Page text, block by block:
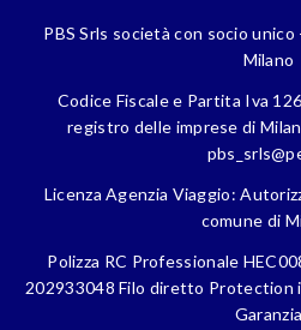
PBS Srls società con socio
Milano
Codice Fiscale e Partita Iva
registro delle imprese di
Licenza Agenzia Viaggio:
comune di
Polizza RC Professionale
202933048 Filo diretto Protection
Garanzia